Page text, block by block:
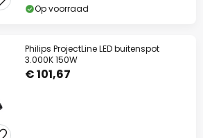
Op voorraad
Philips ProjectLine LED buitenspot
3.000K 150W
€ 101,67